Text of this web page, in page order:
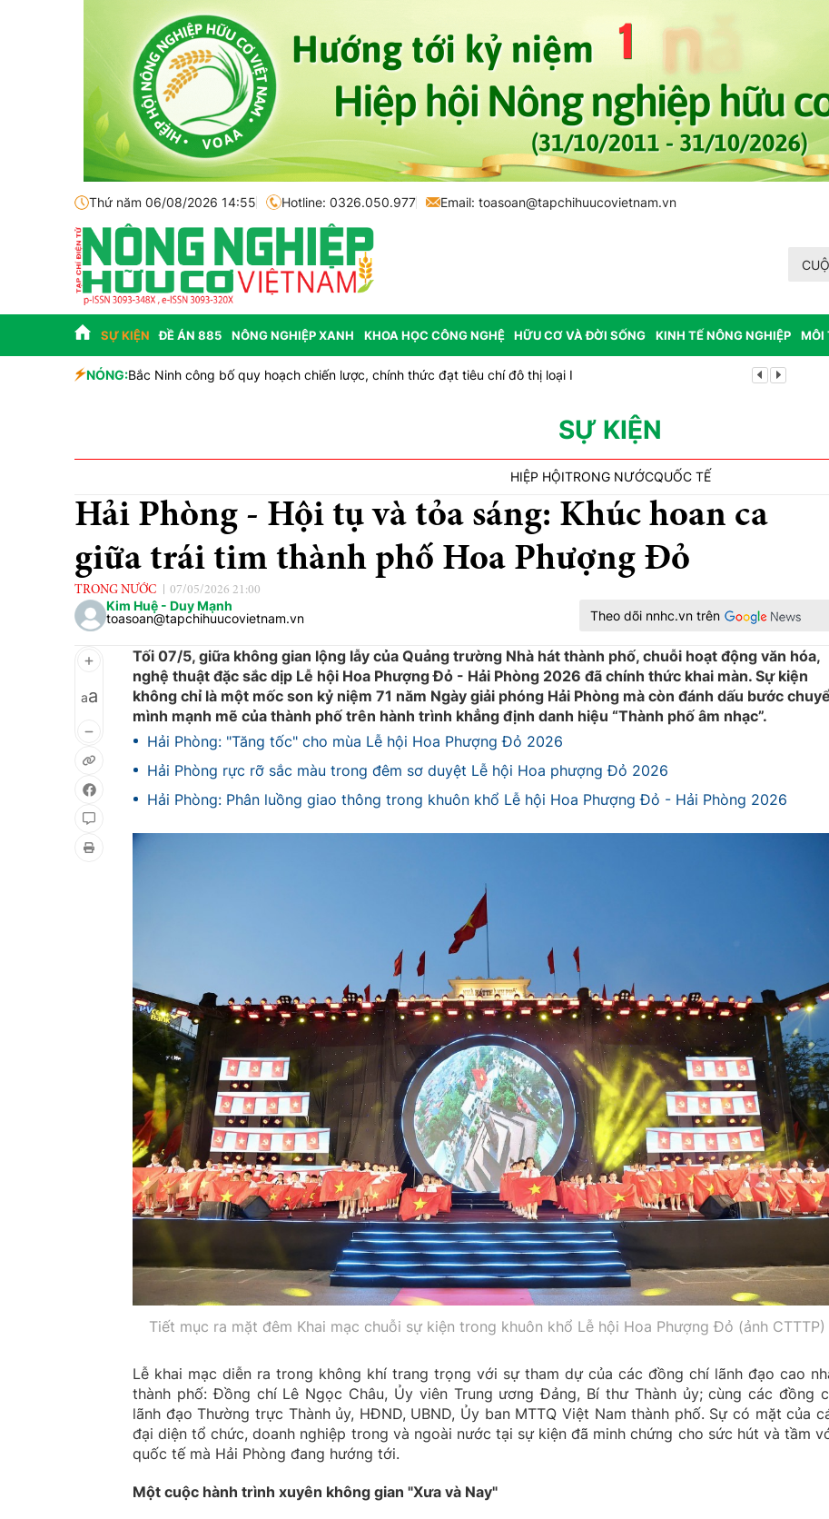
Thứ năm 06/08/2026 14:55 Hotline: 0326.050.977 Email: toasoan@tapchihuucovietnam.vn
SỰ KIỆN ĐỀ ÁN 885 NÔNG NGHIỆP XANH KHOA HỌC CÔNG NGHỆ HỮU CƠ VÀ ĐỜI SỐNG KINH TẾ NÔNG NGHIỆP MÔI
NÓNG:Bắc Ninh công bố quy hoạch chiến lược, chính thức đạt tiêu chí đô thị loại I Cách tư duy
SỰ KIỆN
HIỆP HỘITRONG NƯỚCQUỐC TẾ
Hải Phòng - Hội tụ và tỏa sáng: Khúc hoan ca
giữa trái tim thành phố Hoa Phượng Đỏ
TRONG NƯỚC 07/05/2026 21:00
Kim Huệ - Duy Mạnh
toasoan@tapchihuucovietnam.vn
Theo dõi nnhc.vn trên
aa
Tối 07/5, giữa không gian lộng lẫy của Quảng trường Nhà hát thành phố, chuỗi hoạt động văn hóa,
nghệ thuật đặc sắc dịp Lễ hội Hoa Phượng Đỏ - Hải Phòng 2026 đã chính thức khai màn. Sự kiện
không chỉ là một mốc son kỷ niệm 71 năm Ngày giải phóng Hải Phòng mà còn đánh dấu bước
mình mạnh mẽ của thành phố trên hành trình khẳng định danh hiệu “Thành phố âm nhạc”.
Hải Phòng: "Tăng tốc" cho mùa Lễ hội Hoa Phượng Đỏ 2026
Hải Phòng rực rỡ sắc màu trong đêm sơ duyệt Lễ hội Hoa phượng Đỏ 2026
Hải Phòng: Phân luồng giao thông trong khuôn khổ Lễ hội Hoa Phượng Đỏ - Hải Phòng 2026
Tiết mục ra mặt đêm Khai mạc chuỗi sự kiện trong khuôn khổ Lễ hội Hoa Phượng Đỏ (ảnh CTTTP)
Lễ khai mạc diễn ra trong không khí trang trọng với sự tham dự của các đồng chí lãnh đạo cao
thành phố: Đồng chí Lê Ngọc Châu, Ủy viên Trung ương Đảng, Bí thư Thành ủy; cùng các đồng
lãnh đạo Thường trực Thành ủy, HĐND, UBND, Ủy ban MTTQ Việt Nam thành phố. Sự có mặt của
đại diện tổ chức, doanh nghiệp trong và ngoài nước tại sự kiện đã minh chứng cho sức hút và tầm
quốc tế mà Hải Phòng đang hướng tới.
Một cuộc hành trình xuyên không gian "Xưa và Nay"